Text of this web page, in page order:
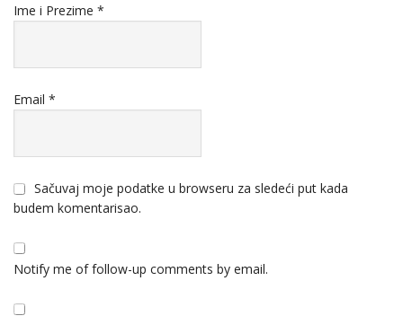
Ime i Prezime *
Email *
Sačuvaj moje podatke u browseru za sledeći put kada
budem komentarisao.
Notify me of follow-up comments by email.